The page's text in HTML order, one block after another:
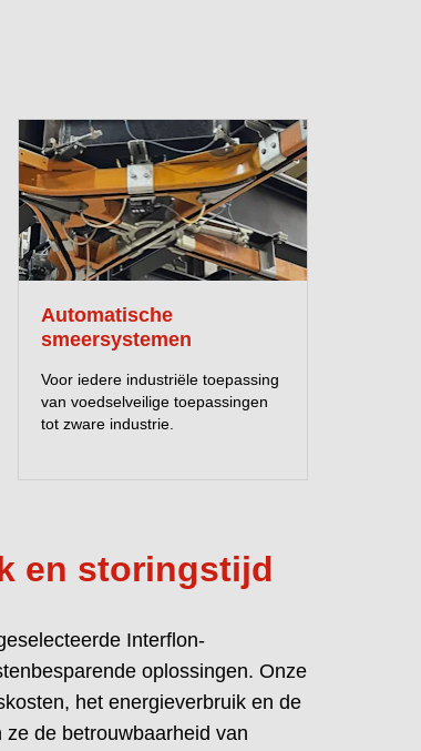
onderhoud:
bij Coca-Cola
met Interflon realiseerde
40% lagere smeerkosten en
Automatische
smeersystemen
Voor iedere industriële toepassing
van voedselveilige toepassingen
tot zware industrie.
en storingstijd